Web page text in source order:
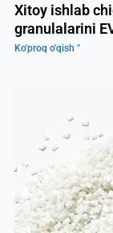
Xitoy ishlab
granulalarini
Ko'proq o'qish "